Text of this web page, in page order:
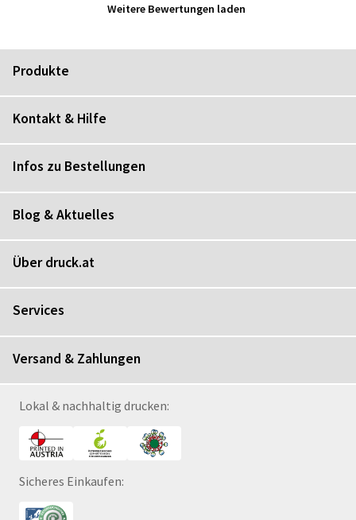
Weitere Bewertungen laden
Produkte
Kontakt & Hilfe
Infos zu Bestellungen
Blog & Aktuelles
Über druck.at
Services
Versand & Zahlungen
Lokal & nachhaltig drucken:
Sicheres Einkaufen: